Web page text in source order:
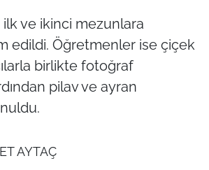
ve ikinci mezunlara
edildi. Öğretmenler ise çiçek
birlikte fotoğraf
pilav ve ayran
AYTAÇ